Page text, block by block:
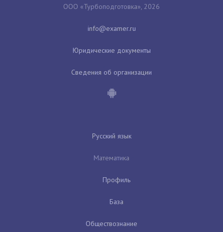
ООО «Турбоподготовка», 2026
Юридические документы
Сведения об организации
Русский язык
Математика
Профиль
База
Обществознание